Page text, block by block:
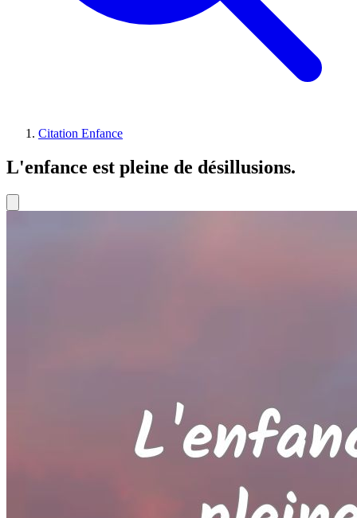
Citation Enfance
L'enfance est pleine de désillusions.